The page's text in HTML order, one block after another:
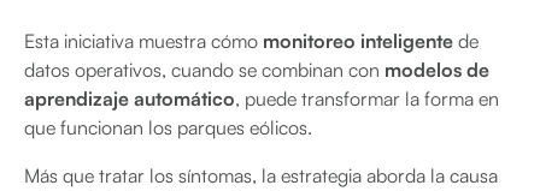
Esta iniciativa muestra cómo monitoreo inteligente de
datos operativos, cuando se combinan con modelos de
aprendizaje automático, puede transformar la forma en
que funcionan los parques eólicos.
Más que tratar los síntomas, la estrategia aborda la causa